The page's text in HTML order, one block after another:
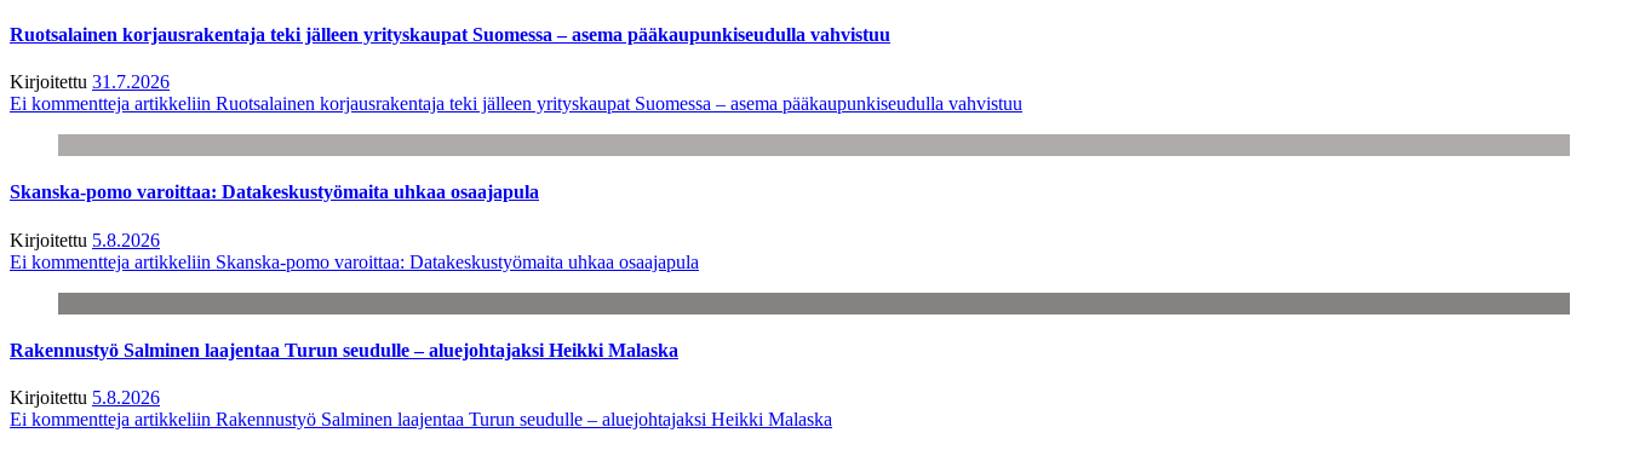
Ruotsalainen korjausrakentaja teki jälleen yrityskaupat Suomessa – asema pääkaupunkiseudulla vahvistuu
Kirjoitettu 31.7.2026
Ei kommentteja artikkeliin Ruotsalainen korjausrakentaja teki jälleen yrityskaupat Suomessa – asema pääkaupunkiseudulla vahvistuu
Skanska-pomo varoittaa: Datakeskustyömaita uhkaa osaajapula
Kirjoitettu 5.8.2026
Ei kommentteja artikkeliin Skanska-pomo varoittaa: Datakeskustyömaita uhkaa osaajapula
Rakennustyö Salminen laajentaa Turun seudulle – aluejohtajaksi Heikki Malaska
Kirjoitettu 5.8.2026
Ei kommentteja artikkeliin Rakennustyö Salminen laajentaa Turun seudulle – aluejohtajaksi Heikki Malaska